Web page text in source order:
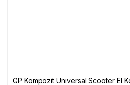
GP Kompozit Universal Scooter El